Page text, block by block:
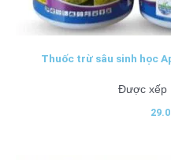
Thuốc trừ sâu sinh học
Được xếp